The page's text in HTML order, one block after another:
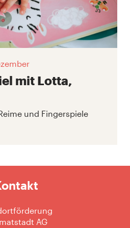
mit Lotta,
und Fingerspiele
AG